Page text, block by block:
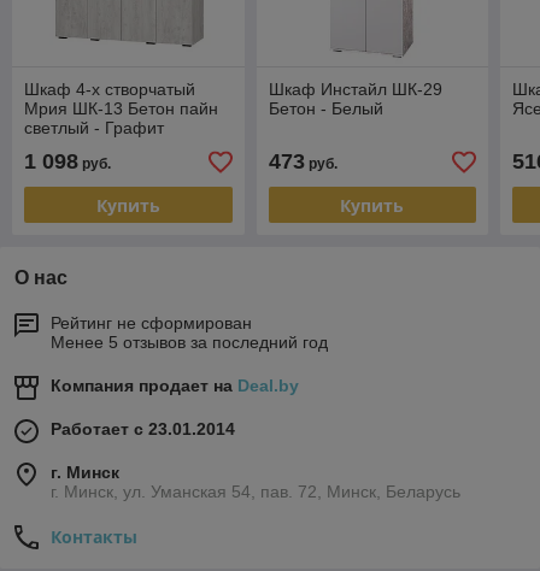
Шкаф 4-х створчатый
Мрия ШК-13 Бетон пайн
светлый - Графит
1 098 руб.
Купить
Шкаф Инстайл ШК-29
Бетон - Белый
473руб.
Купить
О нас
Рейтинг не сформирован
Менее 5 отзывов за последний год
Компания продает на Deal.by
Работает с 23.01.2014
г. Минск
г. Минск, ул. Уманская 54, пав. 72, Минск, Беларусь
Контакты